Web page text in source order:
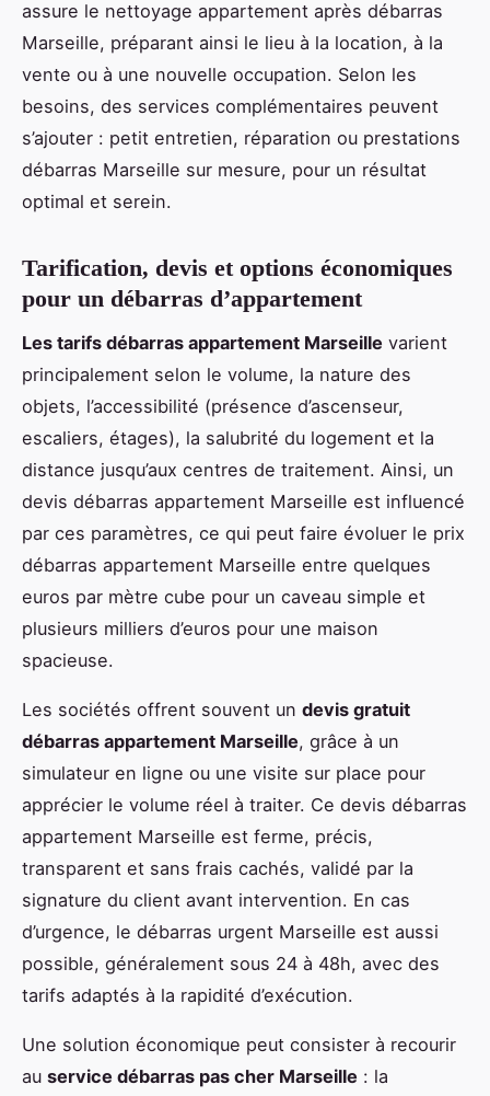
assure le nettoyage appartement après débarras
Marseille, préparant ainsi le lieu à la location, à la
vente ou à une nouvelle occupation. Selon les
besoins, des services complémentaires peuvent
s’ajouter : petit entretien, réparation ou prestations
débarras Marseille sur mesure, pour un résultat
optimal et serein.
Tarification, devis et options économiques
pour un débarras d’appartement
Les tarifs débarras appartement Marseille varient
principalement selon le volume, la nature des
objets, l’accessibilité (présence d’ascenseur,
escaliers, étages), la salubrité du logement et la
distance jusqu’aux centres de traitement. Ainsi, un
devis débarras appartement Marseille est influencé
par ces paramètres, ce qui peut faire évoluer le prix
débarras appartement Marseille entre quelques
euros par mètre cube pour un caveau simple et
plusieurs milliers d’euros pour une maison
spacieuse.
Les sociétés offrent souvent un devis gratuit
débarras appartement Marseille, grâce à un
simulateur en ligne ou une visite sur place pour
apprécier le volume réel à traiter. Ce devis débarras
appartement Marseille est ferme, précis,
transparent et sans frais cachés, validé par la
signature du client avant intervention. En cas
d’urgence, le débarras urgent Marseille est aussi
possible, généralement sous 24 à 48h, avec des
tarifs adaptés à la rapidité d’exécution.
Une solution économique peut consister à recourir
au service débarras pas cher Marseille : la